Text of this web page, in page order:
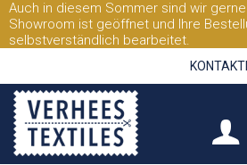
Auch in diesem Sommer sind wir
Showroom ist geöffnet und Ihre
selbstverständlich bearbeitet.
KONTAKT